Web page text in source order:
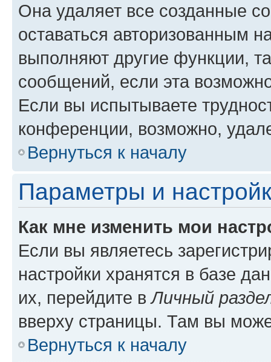
Она удаляет все созданные
оставаться авторизованным
выполняют другие функции,
сообщений, если эта
Если вы испытываете
конференции, возможно,
Вернуться к началу
Параметры и
Как мне изменить мои
Если вы являетесь
настройки хранятся в базе
их, перейдите вЛичный
вверху страницы. Там вы
Вернуться к началу